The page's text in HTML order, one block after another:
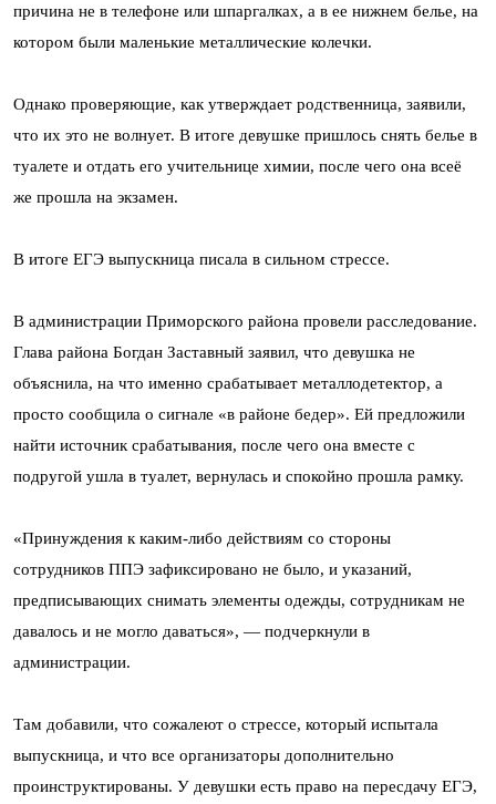
причина не в телефоне или шпаргалках, а в ее нижнем белье, на
котором были маленькие металлические колечки.
Однако проверяющие, как утверждает родственница, заявили,
что их это не волнует. В итоге девушке пришлось снять белье в
туалете и отдать его учительнице химии, после чего она всеё
же прошла на экзамен.
В итоге ЕГЭ выпускница писала в сильном стрессе.
В администрации Приморского района провели расследование.
Глава района Богдан Заставный заявил, что девушка не
объяснила, на что именно срабатывает металлодетектор, а
просто сообщила о сигнале «в районе бедер». Ей предложили
найти источник срабатывания, после чего она вместе с
подругой ушла в туалет, вернулась и спокойно прошла рамку.
«Принуждения к каким-либо действиям со стороны
сотрудников ППЭ зафиксировано не было, и указаний,
предписывающих снимать элементы одежды, сотрудникам не
давалось и не могло даваться», — подчеркнули в
администрации.
Там добавили, что сожалеют о стрессе, который испытала
выпускница, и что все организаторы дополнительно
проинструктированы. У девушки есть право на пересдачу ЕГЭ,